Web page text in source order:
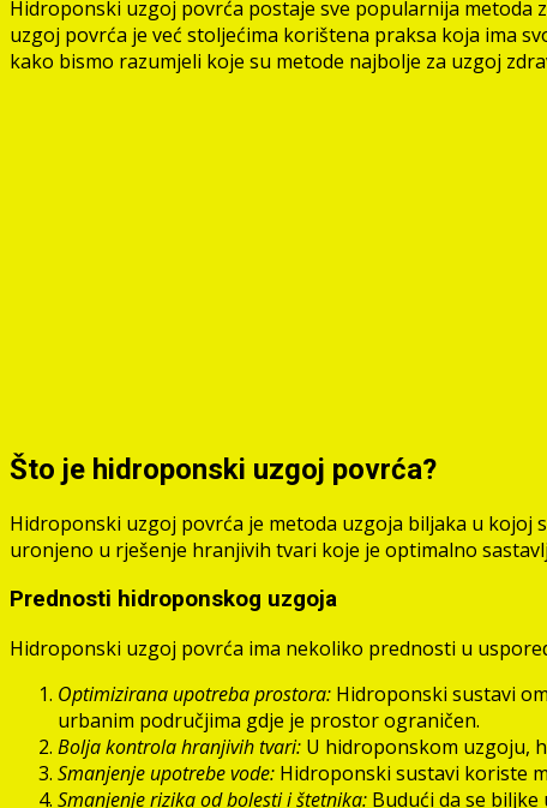
Hidroponski uzgoj povrća postaje sve popularnija
uzgoj povrća je već stoljećima korištena praksa koja ima
kako bismo razumjeli koje su metode najbolje za uzgoj
Što je hidroponski uzgoj povrća?
Hidroponski uzgoj povrća je metoda uzgoja biljaka u
uronjeno u rješenje hranjivih tvari koje je optimalno
Prednosti hidroponskog uzgoja
Hidroponski uzgoj povrća ima nekoliko prednosti u
Optimizirana upotreba prostora: Hidroponski sustavi
urbanim područjima gdje je prostor ograničen.
Bolja kontrola hranjivih tvari: U hidroponskom uzgoju,
Smanjenje upotrebe vode: Hidroponski sustavi koriste
Smanjenje rizika od bolesti i štetnika: Budući da se